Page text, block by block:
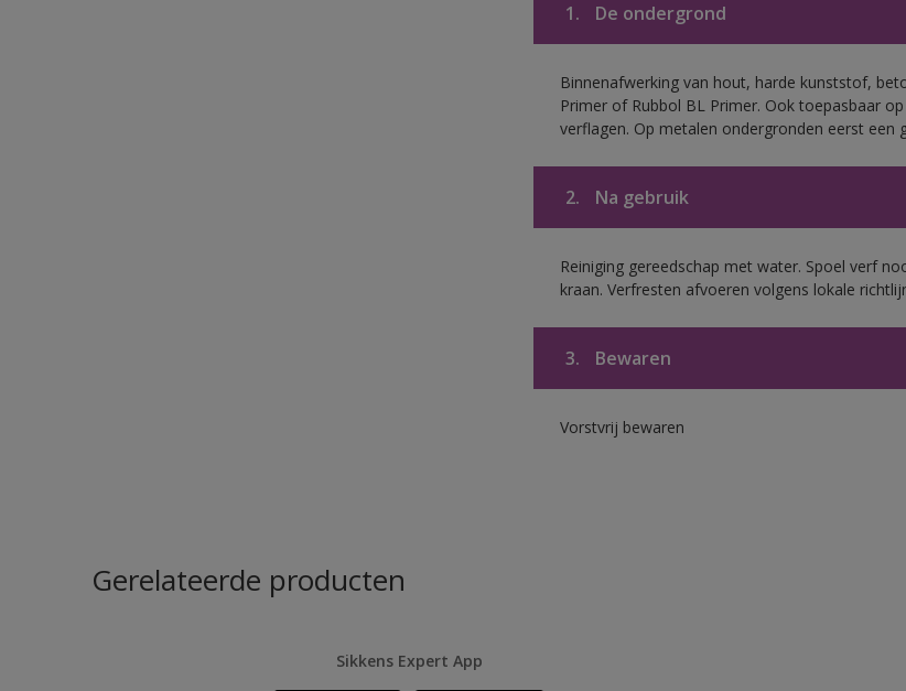
1. De ondergrond
Binnenafwerking van hout, harde kunststof,
Primer of Rubbol BL Primer. Ook toepasbaar
verflagen. Op metalen ondergronden eerst een
2. Na gebruik
Reiniging gereedschap met water. Spoel verf
kraan. Verfresten afvoeren volgens lokale
3. Bewaren
Vorstvrij bewaren
Gerelateerde producten
Sikkens Expert App